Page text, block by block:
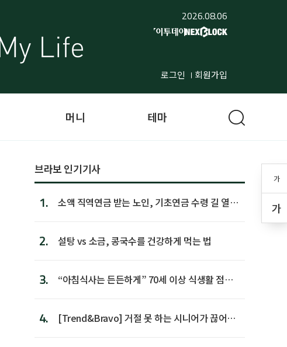
2026.08.06
로그인 회원가입
가
가
머니 테마
브라보 인기기사
1.
소액 직역연금 받는 노인, 기초연금 수령 길 열린
2. 설탕 vs 소금, 콩국수를 건강하게 먹는 법
3.
“아침식사는 든든하게” 70세 이상 식생활 점수
4.
[Trend&Bravo] 거절 못 하는 시니어가 끊어야